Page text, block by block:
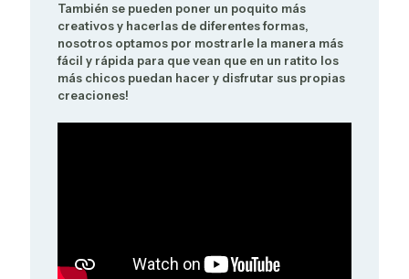
También se pueden poner un poquito más
creativos y hacerlas de diferentes formas,
nosotros optamos por mostrarle la manera más
fácil y rápida para que vean que en un ratito los
más chicos puedan hacer y disfrutar sus propias
creaciones!